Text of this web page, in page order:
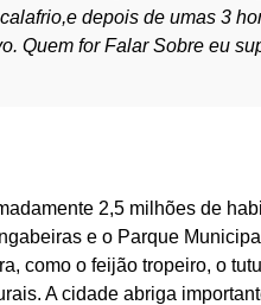
depois de umas 3
Quem for Falar Sobre eu
2,5 milhões de
e o Parque
como o feijão tropeiro, o
A cidade abriga